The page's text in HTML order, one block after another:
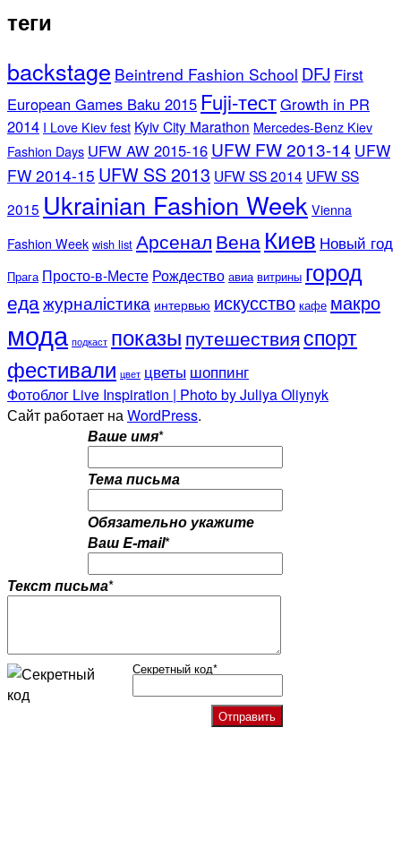
теги
backstage Beintrend Fashion School DFJ First
European Games Baku 2015 Fuji-тестGrowth in PR
2014 I Love Kiev fest Kyiv City Marathon Mercedes-Benz Kiev
Fashion Days UFW AW 2015-16 UFW FW 2013-14 UFW
FW 2014-15 UFW SS 2013 UFW SS 2014 UFW SS
2015 Ukrainian Fashion Week Vienna
Fashion Week wish list Арсенал Вена Киев Новый год
Прага Просто-в-Месте Рождество авиа витрины город
едажурналістика интервью искусство кафе макро
мода подкаст показы путешествия спорт
фестивали цвет цветы шоппинг
Фотоблог Live Inspiration | Photo by Juliya Oliynyk
Сайт работает наWordPress.
Ваше имя*
Тема письма
Обязательно укажите
Ваш E-mail*
Текст письма*
Секретный код*